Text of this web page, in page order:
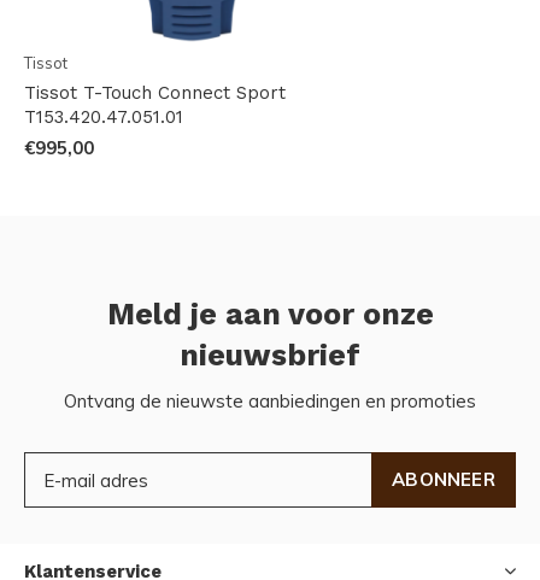
Tissot
Tissot T-Touch Connect Sport
T153.420.47.051.01
€995,00
Meld je aan voor onze
nieuwsbrief
Ontvang de nieuwste aanbiedingen en promoties
ABONNEER
Klantenservice